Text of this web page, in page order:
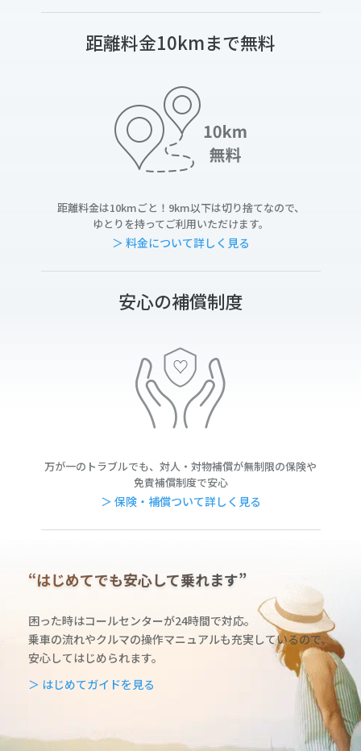
距離料金10kmまで無料
距離料金は10kmごと！9km以下は切り捨てなので、
ゆとりを持ってご利用いただけます。
＞ 料金について詳しく見る
安心の補償制度
万が一のトラブルでも、対人・対物補償が無制限の保険や
免責補償制度で安心
＞ 保険・補償ついて詳しく見る
“はじめてでも安心して乗れます”
困った時はコールセンターが24時間で対応。
乗車の流れやクルマの操作マニュアルも充実しているので、
安心してはじめられます。
＞ はじめてガイドを見る